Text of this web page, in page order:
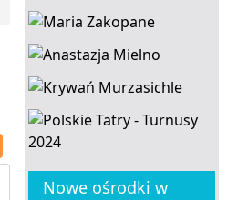
Nowe ośrodki w